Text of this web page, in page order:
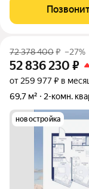
Победы, Долина
горы. Высота
72 378 400₽ –27%
52 836 230 ₽
от 259 977 ₽ в
69,7 м²
2-комн.
новостройка